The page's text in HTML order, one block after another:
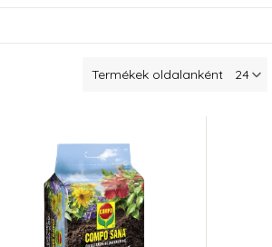
Termékek oldalanként